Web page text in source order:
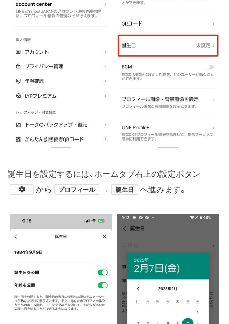
誕生日を設定するには、ホームタブ右上の設定ボタン
​から
プロフィール → 誕生日 へ進みます。